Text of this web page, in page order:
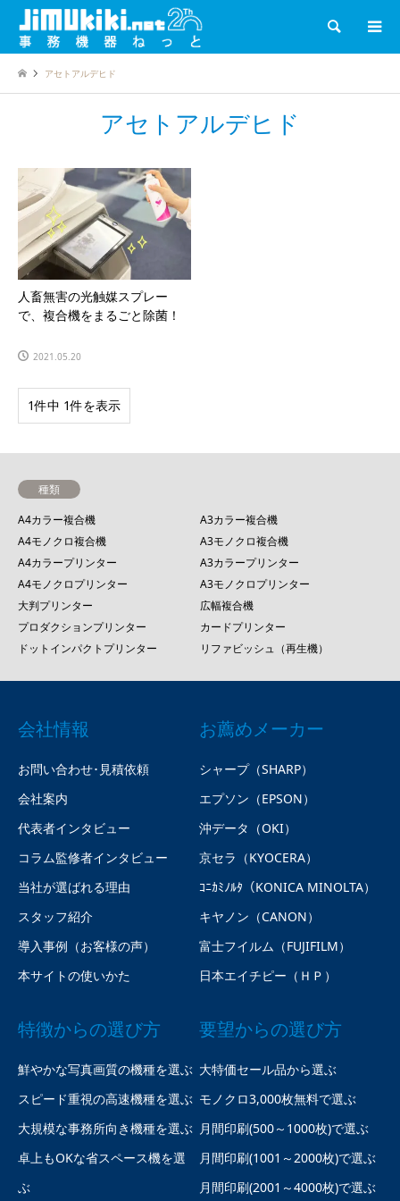
検索
アセトアルデヒド
アセトアルデヒド
人畜無害の光触媒スプレー
で、複合機をまるごと除菌！
2021.05.20
1件中 1件を表示
種類
A4カラー複合機
A3カラー複合機
A4モノクロ複合機
A3モノクロ複合機
A4カラープリンター
A3カラープリンター
A4モノクロプリンター
A3モノクロプリンター
大判プリンター
広幅複合機
プロダクションプリンター
カードプリンター
ドットインパクトプリンター
リファビッシュ（再生機）
会社情報
お問い合わせ･見積依頼
会社案内
代表者インタビュー
コラム監修者インタビュー
当社が選ばれる理由
スタッフ紹介
導入事例（お客様の声）
本サイトの使いかた
お薦めメーカー
シャープ（SHARP）
エプソン（EPSON）
沖データ（OKI）
京セラ（KYOCERA）
ｺﾆｶﾐﾉﾙﾀ（KONICA MINOLTA）
キヤノン（CANON）
富士フイルム（FUJIFILM）
日本エイチピー（ＨＰ）
特徴からの選び方
鮮やかな写真画質の機種を選ぶ
スピード重視の高速機種を選ぶ
大規模な事務所向き機種を選ぶ
卓上もOKな省スペース機を選
ぶ
要望からの選び方
大特価セール品から選ぶ
モノクロ3,000枚無料で選ぶ
月間印刷(500～1000枚)で選ぶ
月間印刷(1001～2000枚)で選ぶ
月間印刷(2001～4000枚)で選ぶ